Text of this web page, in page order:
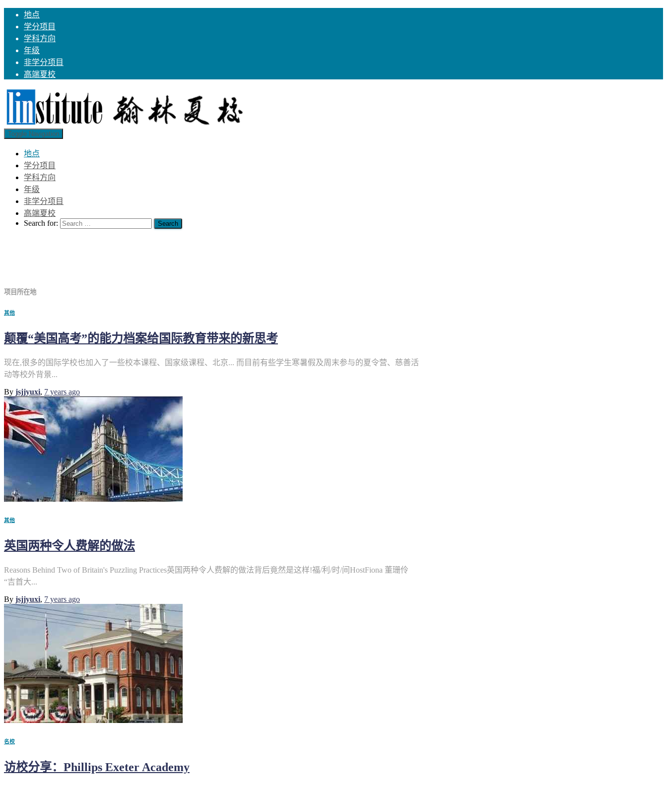
地点
学分项目
学科方向
年级
非学分项目
高端夏校
Toggle Navigation
地点
学分项目
学科方向
年级
非学分项目
高端夏校
Search for:
项目所在地
其他
颠覆“美国高考”的能力档案给国际教育带来的新思考
现在,很多的国际学校也加入了一些校本课程、国家级课程、北京... 而目前有些学生寒暑假及周末参与的夏令营、慈善活
动等校外背景...
By jsjjyuxi, 7 years ago
其他
英国两种令人费解的做法
Reasons Behind Two of Britain's Puzzling Practices英国两种令人费解的做法背后竟然是这样!福/利/时/间HostFiona 董珊伶
“吉首大...
By jsjjyuxi, 7 years ago
名校
访校分享：Phillips Exeter Academy